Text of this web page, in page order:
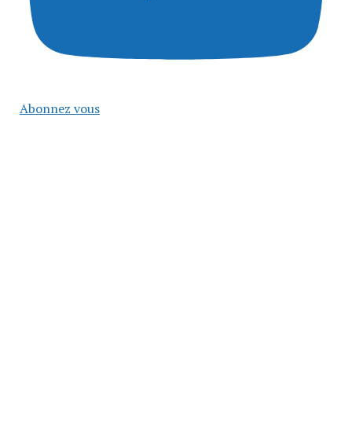
Abonnez vous